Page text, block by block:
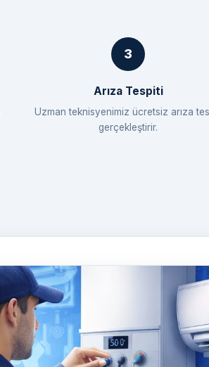
Arıza Tespiti
Uzman teknisyenimiz ücretsiz arıza
gerçekleştirir.